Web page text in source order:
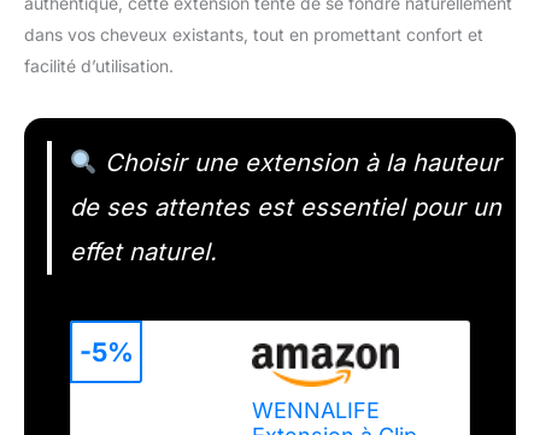
dans vos cheveux existants, tout en promettant confort et
facilité d’utilisation.
Choisir une extension à la hauteur
de ses attentes est essentiel pour un
effet naturel.
WENNALIFE
-5%